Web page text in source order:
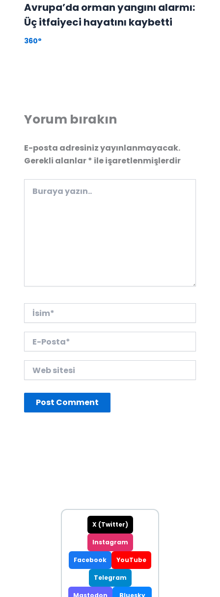
Avrupa’da orman yangını alarmı:
Üç itfaiyeci hayatını kaybetti
360°
Yorum bırakın
E-posta adresiniz yayınlanmayacak.
Gerekli alanlar* ile işaretlenmişlerdir
yazın..
İsim*
Posta*
sitesi
X (Twitter)
Instagram
Facebook YouTube
Telegram
Mastodon Bluesky